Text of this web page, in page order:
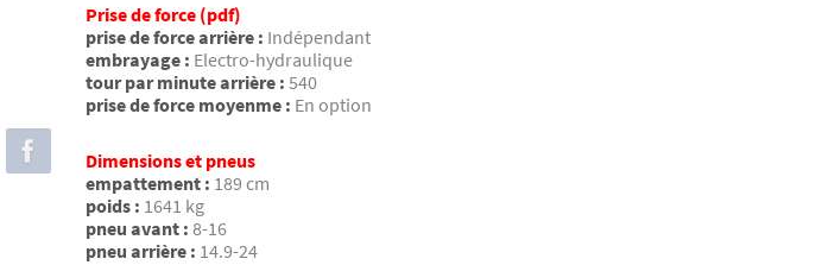
Prise de force (pdf)
prise de force arrière : Indépendant
embrayage : Electro-hydraulique
tour par minute arrière : 540
prise de force moyenme : En option
Dimensions et pneus
empattement : 189 cm
poids : 1641 kg
pneu avant : 8-16
pneu arrière : 14.9-24